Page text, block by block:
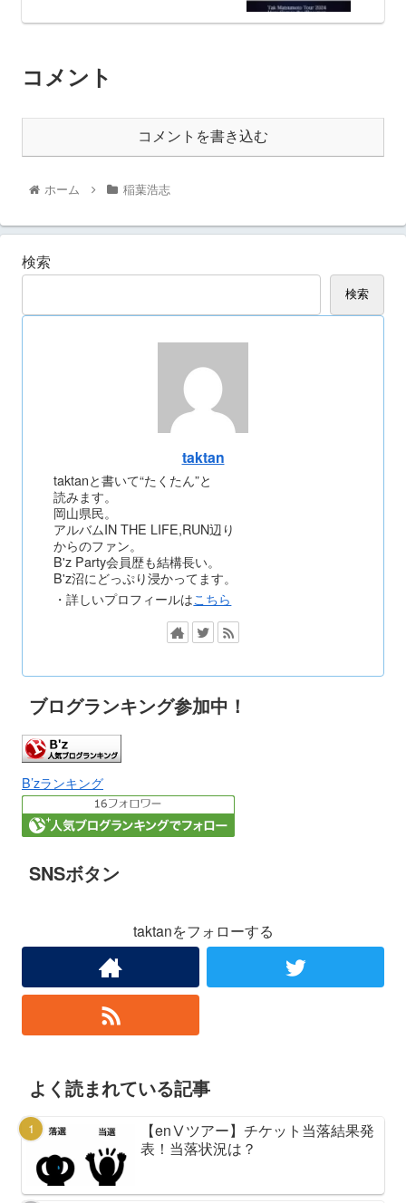
コメント
コメントを書き込む
ホーム 稲葉浩志
検索
検索
taktan
taktanと書いて“たくたん”と
読みます。
岡山県民。
アルバムIN THE LIFE,RUN辺り
からのファン。
B'z Party会員歴も結構長い。
B'z沼にどっぷり浸かってます。
・詳しいプロフィールはこちら
ブログランキング参加中！
B’zランキング
SNSボタン
taktanをフォローする
よく読まれている記事
【enⅤツアー】チケット当落結果発
表！当落状況は？